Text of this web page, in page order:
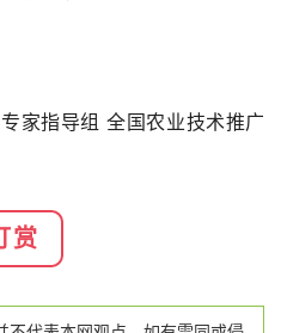
家指导组 全国农业技术推广
赏